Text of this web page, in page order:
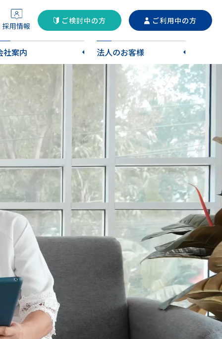
採用情報
ご検討中の方 ご利用中の方
社案内 法人のお客様